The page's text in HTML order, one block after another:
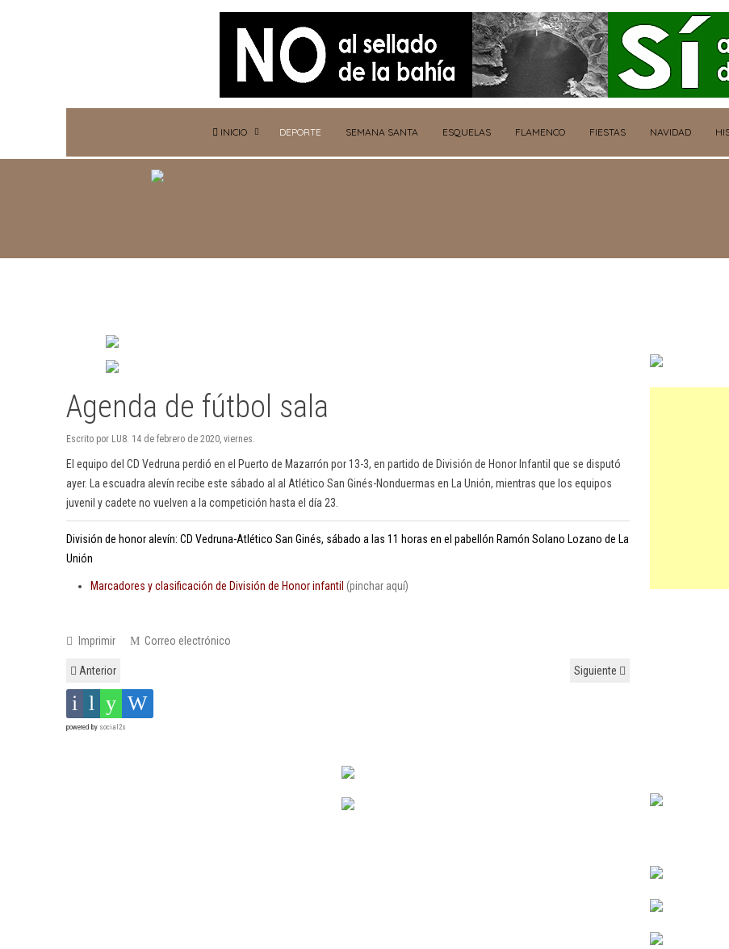
INICIO DEPORTE SEMANA SANTA ESQUELAS FLAMENCO FIESTAS NAVIDAD
Agenda de fútbol sala
Escrito por LU8. 14 de febrero de 2020, viernes.
El equipo del CD Vedruna perdió en el Puerto de Mazarrón por 13-3, en partido de División de Honor Infantil que se disputó
ayer. La escuadra alevín recibe este sábado al al Atlético San Ginés-Nonduermas en La Unión, mientras que los equipos
juvenil y cadete no vuelven a la competición hasta el día 23.
División de honor alevín: CD Vedruna-Atlético San Ginés, sábado a las 11 horas en el pabellón Ramón Solano Lozano de La
Unión
Marcadores y clasificación de División de Honor infantil (pinchar aquí)
Imprimir Correo electrónico
Anterior Siguiente
powered by social2s